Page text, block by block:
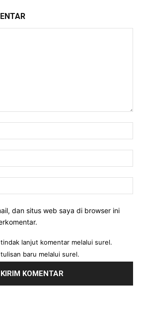
dan situs web saya di browser ini
lanjut komentar melalui surel.
baru melalui surel.